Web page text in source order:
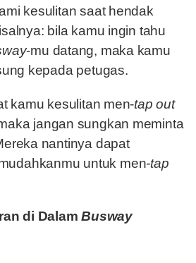
kesulitan saat hendak
bila kamu ingin tahu
-mu datang, maka kamu
kepada petugas.
kamu kesulitan men-tap out
jangan sungkan meminta
nantinya dapat
untuk men­-tap
di DalamBusway